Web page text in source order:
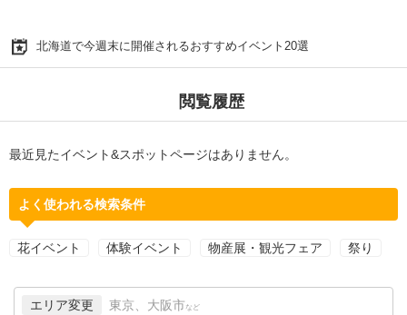
北海道で今週末に開催されるおすすめイベント20選
閲覧履歴
最近見たイベント&スポットページはありません。
よく使われる検索条件
花イベント 体験イベント 物産展・観光フェア 祭り
エリア変更 東京、大阪市 など